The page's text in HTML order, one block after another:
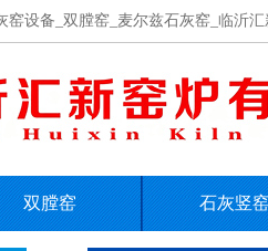
窑设备_双膛窑_麦尔兹石灰窑_临沂
双膛窑 石灰竖